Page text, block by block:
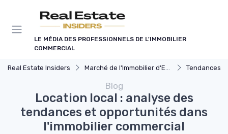
LE MÉDIA DES PROFESSIONNELS DE L'IMMOBILIER
COMMERCIAL
Real Estate Insiders Marché de l'Immobilier d'Entreprise Tendances du Marché
Blog
Location local : analyse des
tendances et opportunités dans
l'immobilier commercial